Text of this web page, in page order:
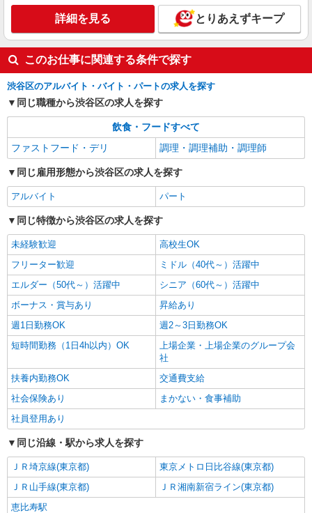
月給30万円〜38万円 試用期間中 月給30万円〜
38万円(試用期間3ヶ月) 残業が発生した場合、残業
代を1分単位で別途支給します。 ▼理論年収（基
本給12ヵ月＋賞与） 4,200,000〜5,320,000円 ▼
想定年収（理論年収＋残業20H/月）
4,723,256〜5,982,791円 ※給与は経験や前職給与
に応じて決定します。
トラストガーデン南平台 （東京都渋谷区南平
台町９－６）
キープ 詳細を見る
詳細を見る とりあえずキープ
このお仕事に関連する条件で探す
渋谷区のアルバイト・バイト・パートの求人を探す
同じ職種から渋谷区の求人を探す
飲食・フードすべて
ファストフード・デリ
調理・調理補助・調理師
同じ雇用形態から渋谷区の求人を探す
アルバイト パート
同じ特徴から渋谷区の求人を探す
未経験歓迎
高校生OK
フリーター歓迎
ミドル（40代～）活躍中
エルダー（50代～）活躍中
シニア（60代～）活躍中
ボーナス・賞与あり
昇給あり
週1日勤務OK
週2～3日勤務OK
短時間勤務（1日4h以内）OK
上場企業・上場企業のグループ会
社
扶養内勤務OK
交通費支給
社会保険あり
まかない・食事補助
社員登用あり
同じ沿線・駅から求人を探す
ＪＲ埼京線(東京都)
東京メトロ日比谷線(東京都)
ＪＲ山手線(東京都)
ＪＲ湘南新宿ライン(東京都)
恵比寿駅